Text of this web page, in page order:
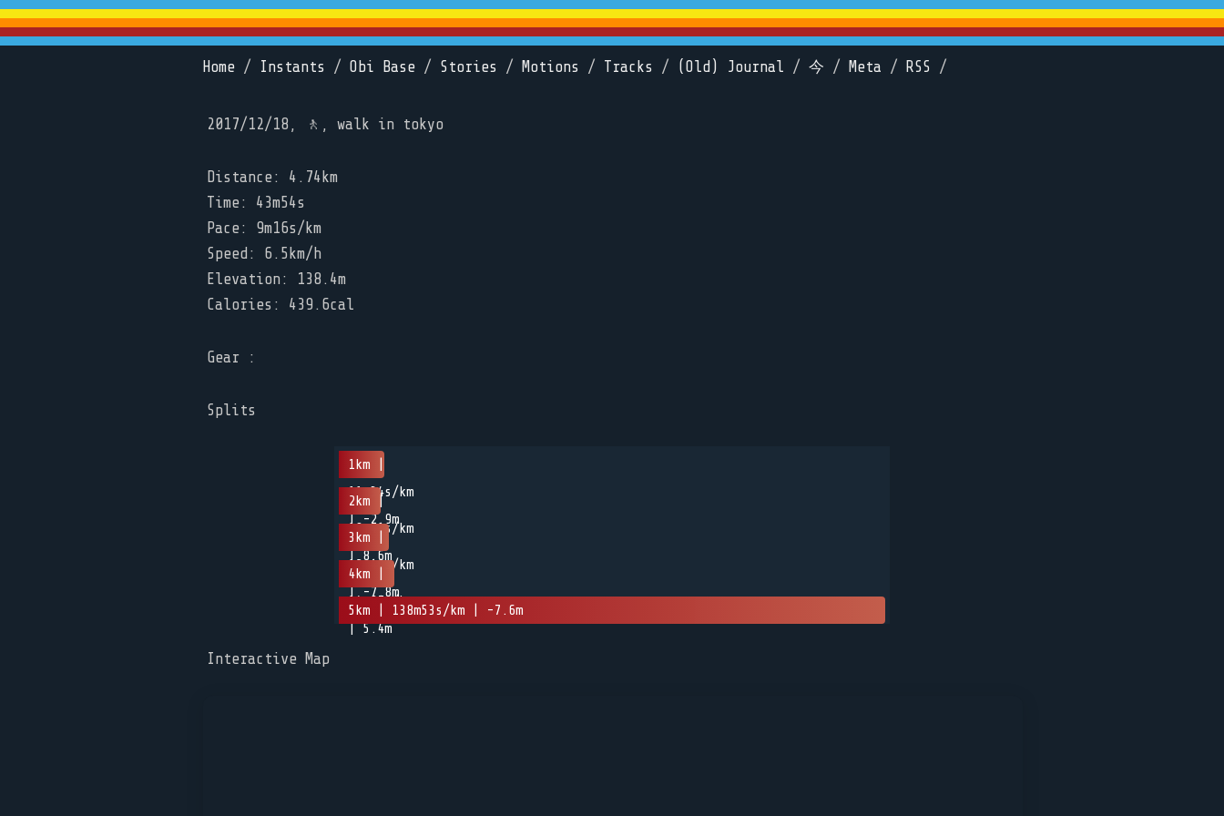
Home / Instants / Obi Base / Stories / Motions / Tracks / (Old) Journal / 今 / Meta / RSS /
2017/12/18, 🚶, walk in tokyo
Distance: 4.74km
Time: 43m54s
Pace: 9m16s/km
Speed: 6.5km/h
Elevation: 138.4m
Calories: 439.6cal
Gear :
Splits
1km |
11m34s/km
| -2.9m
2km |
10m41s/km
| 8.6m
3km |
12m49s/km
| -7.8m
4km |
14m07s/km
| 5.4m
5km | 138m53s/km | -7.6m
Interactive Map